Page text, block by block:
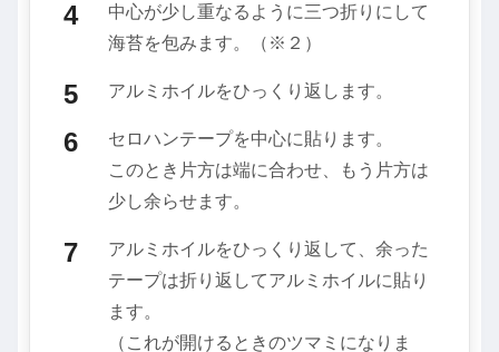
中心が少し重なるように三つ折りにして
海苔を包みます。（※２）
アルミホイルをひっくり返します。
セロハンテープを中心に貼ります。
このとき片方は端に合わせ、もう片方は
少し余らせます。
アルミホイルをひっくり返して、余った
テープは折り返してアルミホイルに貼り
ます。
（これが開けるときのツマミになりま